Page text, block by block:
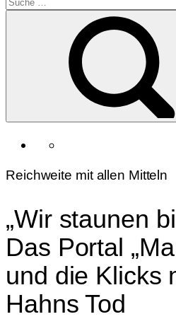
Reichweite mit allen Mitteln
„Wir staunen
Das Portal
und die Klicks
Hahns Tod